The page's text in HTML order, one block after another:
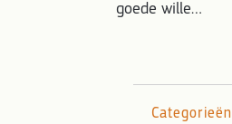
goede wille…
Categorieën